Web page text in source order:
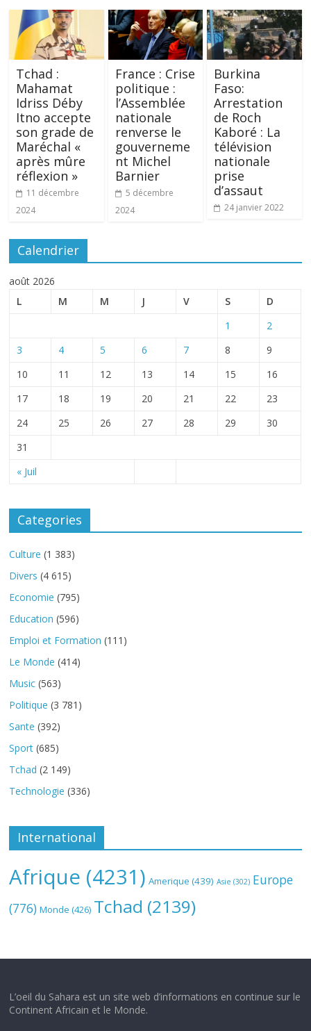
Tchad :
Mahamat
Idriss Déby
Itno accepte
son grade de
Maréchal «
après mûre
réflexion »
11 décembre
2024
France : Crise
politique :
l’Assemblée
nationale
renverse le
gouverneme
nt Michel
Barnier
5 décembre
2024
Burkina
Faso:
Arrestation
de Roch
Kaboré : La
télévision
nationale
prise
d’assaut
24 janvier 2022
Calendrier
août 2026
L
M M J V S D
« Juil
1
2
3
4 5 6 7 8
9
10
11 12 13 14 15
16
17
18 19 20 21 22
23
24
25 26 27 28 29
30
31
Categories
Culture (1 383)
Divers (4 615)
Economie (795)
Education (596)
Emploi et Formation (111)
Le Monde (414)
Music (563)
Politique (3 781)
Sante (392)
Sport (685)
Tchad (2 149)
Technologie (336)
International
Afrique (4231) Amerique (439) Asie (302) Europe
(776) Monde (426) Tchad (2139)
L’oeil du Sahara est un site web d’informations en continue sur le
Continent Africain et le Monde.